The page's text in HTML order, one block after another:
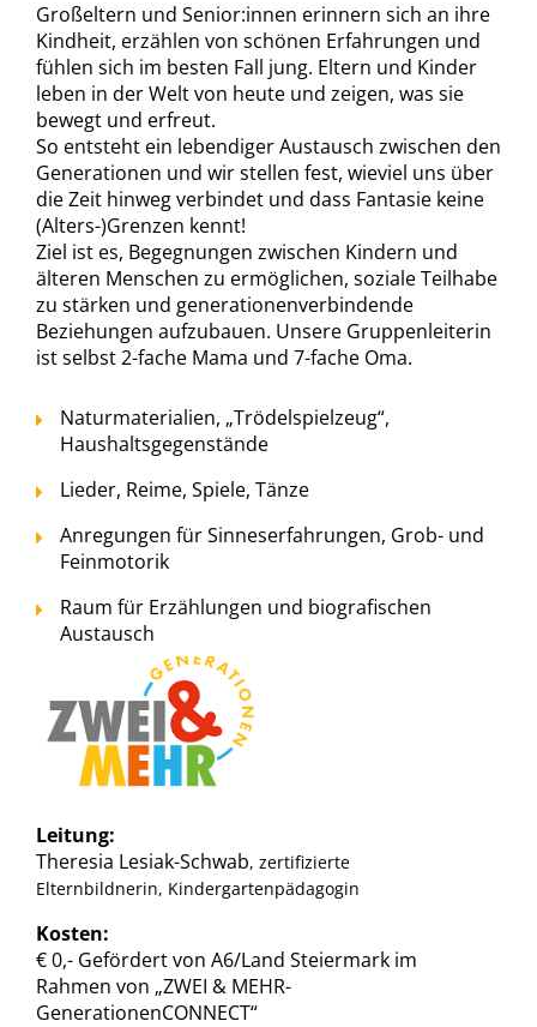
Großeltern und Senior:innen erinnern sich an ihre
Kindheit, erzählen von schönen Erfahrungen und
fühlen sich im besten Fall jung. Eltern und Kinder
leben in der Welt von heute und zeigen, was sie
bewegt und erfreut.
So entsteht ein lebendiger Austausch zwischen den
Generationen und wir stellen fest, wieviel uns über
die Zeit hinweg verbindet und dass Fantasie keine
(Alters-)Grenzen kennt!
Ziel ist es, Begegnungen zwischen Kindern und
älteren Menschen zu ermöglichen, soziale Teilhabe
zu stärken und generationenverbindende
Beziehungen aufzubauen. Unsere Gruppenleiterin
ist selbst 2-fache Mama und 7-fache Oma.
Naturmaterialien, „Trödelspielzeug“,
Haushaltsgegenstände
Lieder, Reime, Spiele, Tänze
Anregungen für Sinneserfahrungen, Grob- und
Feinmotorik
Raum für Erzählungen und biografischen
Austausch
Leitung:
Theresia Lesiak-Schwab, zertifizierte
Elternbildnerin, Kindergartenpädagogin
Kosten:
€ 0,- Gefördert von A6/Land Steiermark im
Rahmen von „ZWEI & MEHR-
GenerationenCONNECT“